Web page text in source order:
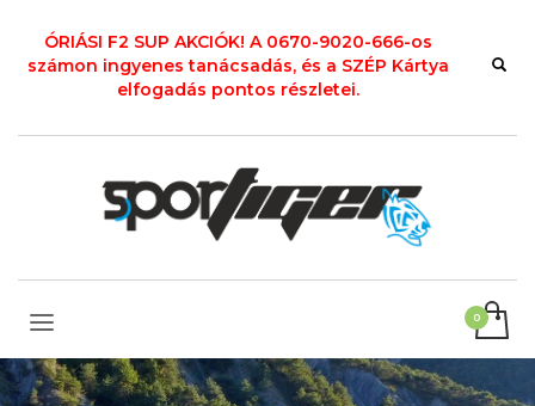
ÓRIÁSI F2 SUP AKCIÓK! A 0670-9020-666-os
számon ingyenes tanácsadás, és a SZÉP Kártya
elfogadás pontos részletei.